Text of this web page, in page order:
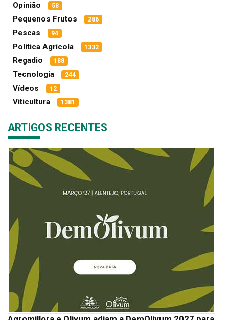
Opinião 58
Pequenos Frutos 286
Pescas 94
Política Agrícola 1332
Regadio 188
Tecnologia 244
Vídeos 12
Viticultura 1381
ARTIGOS RECENTES